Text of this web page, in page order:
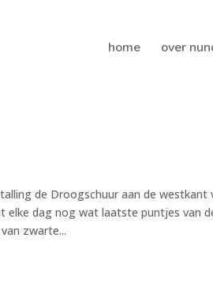
home over
de Droogschuur aan de westkant
dag nog wat laatste puntjes van
zwarte...